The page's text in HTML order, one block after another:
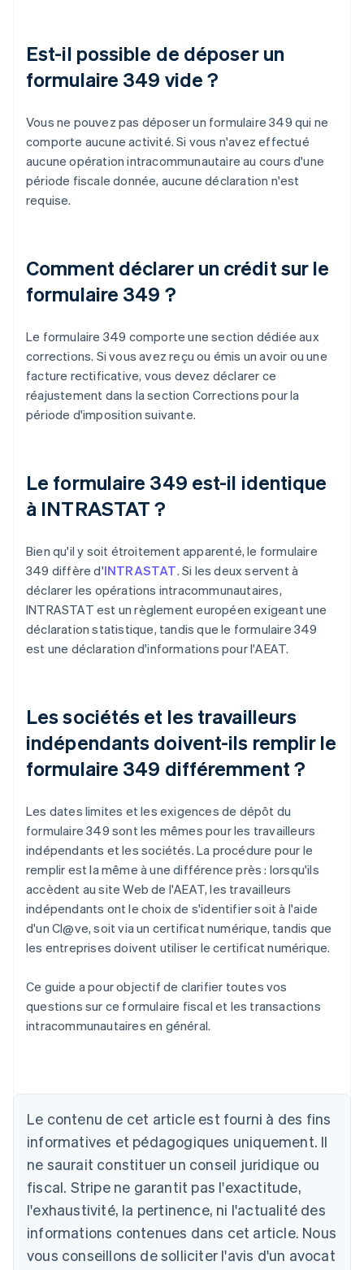
Est-il possible de déposer un
formulaire 349 vide ?
Vous ne pouvez pas déposer un formulaire 349 qui ne
comporte aucune activité. Si vous n'avez effectué
aucune opération intracommunautaire au cours d'une
période fiscale donnée, aucune déclaration n'est
requise.
Comment déclarer un crédit sur le
formulaire 349 ?
Le formulaire 349 comporte une section dédiée aux
corrections. Si vous avez reçu ou émis un avoir ou une
facture rectificative, vous devez déclarer ce
réajustement dans la section Corrections pour la
période d'imposition suivante.
Le formulaire 349 est-il identique
à INTRASTAT ?
Bien qu'il y soit étroitement apparenté, le formulaire
349 diffère d'INTRASTAT. Si les deux servent à
déclarer les opérations intracommunautaires,
INTRASTAT est un règlement européen exigeant une
déclaration statistique, tandis que le formulaire 349
est une déclaration d'informations pour l'AEAT.
Les sociétés et les travailleurs
indépendants doivent-ils remplir le
formulaire 349 différemment ?
Les dates limites et les exigences de dépôt du
formulaire 349 sont les mêmes pour les travailleurs
indépendants et les sociétés. La procédure pour le
remplir est la même à une différence près : lorsqu'ils
accèdent au site Web de l'AEAT, les travailleurs
indépendants ont le choix de s'identifier soit à l'aide
d'un Cl@ve, soit via un certificat numérique, tandis que
les entreprises doivent utiliser le certificat numérique.
Ce guide a pour objectif de clarifier toutes vos
questions sur ce formulaire fiscal et les transactions
intracommunautaires en général.
Le contenu de cet article est fourni à des fins
informatives et pédagogiques uniquement. Il
ne saurait constituer un conseil juridique ou
fiscal. Stripe ne garantit pas l'exactitude,
l'exhaustivité, la pertinence, ni l'actualité des
informations contenues dans cet article. Nous
vous conseillons de solliciter l'avis d'un avocat
Allemagne
Deutsch
Australie
English
Autriche
Belgique
NederlandsFrançaisDeutschEnglish
Brésil
PortuguêsEnglish